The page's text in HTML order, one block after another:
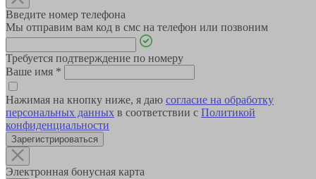
Введите номер телефона
Мы отправим вам код в смс на телефон или позвоним
Требуется подтверждение по номеру
Ваше имя *
Нажимая на кнопку ниже, я даю согласие на обработку
персональных данных в соответствии с Политикой
конфиденциальности
Зарегистрироваться
Электронная бонусная карта